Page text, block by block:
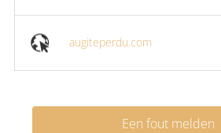
augiteperdu.com
Een fout melden